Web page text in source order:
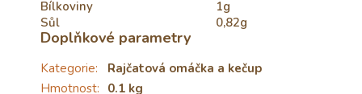
Bílkoviny
1g
Sůl
0,82g
Doplňkové parametry
Kategorie:
Rajčatová omáčka a kečup
Hmotnost: 0.1 kg